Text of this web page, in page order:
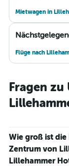
Mietwagen in
Flüge nach
Fragen
Wie groß ist
Zentrum von
Lillehammer